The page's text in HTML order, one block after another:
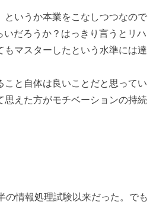
いうか本業をこなしつつなので
だろうか？はっきり言うとリハ
マスターしたという水準には達
と自体は良いことだと思ってい
えた方がモチベーションの持続
の情報処理試験以来だった。でも